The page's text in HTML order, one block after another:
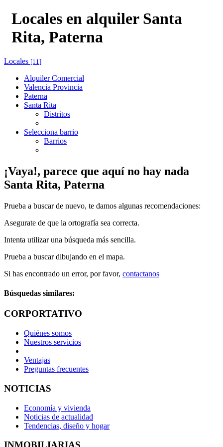
Locales en alquiler Santa
Rita, Paterna
Locales [11]
Alquiler Comercial
Valencia Provincia
Paterna
Santa Rita
Distritos
Selecciona barrio
Barrios
¡Vaya!, parece que aquí no hay nada
Santa Rita, Paterna
Prueba a buscar de nuevo, te damos algunas recomendaciones:
Asegurate de que la ortografía sea correcta.
Intenta utilizar una búsqueda más sencilla.
Prueba a buscar dibujando en el mapa.
Si has encontrado un error, por favor, contactanos
Búsquedas similares:
CORPORTATIVO
Quiénes somos
Nuestros servicios
Ventajas
Preguntas frecuentes
NOTICIAS
Economía y vivienda
Noticias de actualidad
Tendencias, diseño y hogar
INMOBILIARIAS